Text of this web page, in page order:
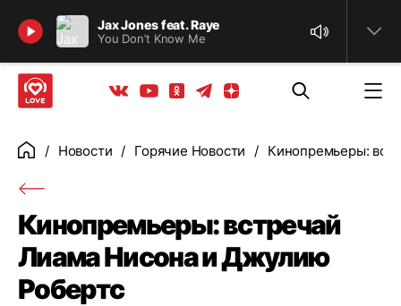
Jax Jones feat. Raye
You Don’t Know Me
Найти
Вконтакте
YoutubeОдноклассники
ТелеграмЯндекс дзен
ГлавнаяНовости Горячие Новости Кинопремьеры:
Кинопремьеры: встречай
Лиама Нисона и Джулию
Робертс